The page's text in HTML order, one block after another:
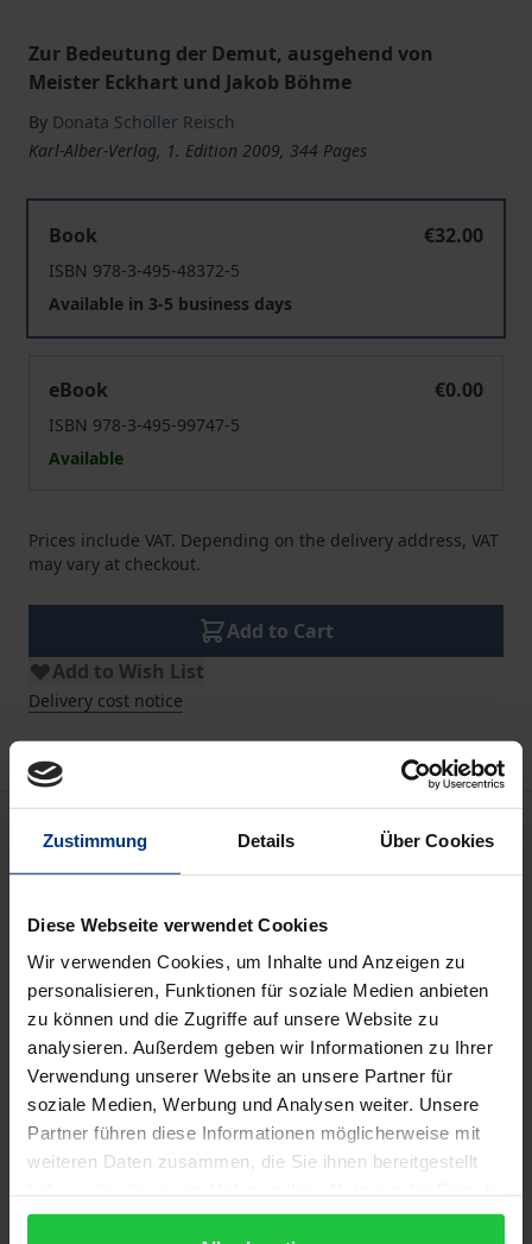
Zustimmung Details Über Cookies
Diese Webseite verwendet Cookies
Wir verwenden Cookies, um Inhalte und Anzeigen zu
personalisieren, Funktionen für soziale Medien anbieten
zu können und die Zugriffe auf unsere Website zu
analysieren. Außerdem geben wir Informationen zu Ihrer
Verwendung unserer Website an unsere Partner für
soziale Medien, Werbung und Analysen weiter. Unsere
Partner führen diese Informationen möglicherweise mit
weiteren Daten zusammen, die Sie ihnen bereitgestellt
gesammelt haben.
Zur Bedeutung der Demut, ausgehend von
Meister Eckhart und Jakob Böhme
By Donata Schöller Reisch
Karl-Alber-Verlag, 1. Edition 2009, 344 Pages
Book
€32.00
ISBN 978-3-495-48372-5
Available in 3-5 business days
eBook
€0.00
ISBN 978-3-495-99747-5
Available
Prices include VAT. Depending on the delivery address, VAT
may vary at checkout.
Add to Cart
Add to Wish List
Delivery cost notice
früheres Gewicht heute schwer nachvollziehbar
geworden ist. Das widersprüchliche Wort führt bei
Meister Eckhart und Jakob Böhme in das Denken
eines Gesamtzusammenhangs, der Höhe und Tiefe,
Leere und Fülle, Gott und Mensch ineinander
überführt durch ein dynamisches
Beziehungsgeschehen, das grundlegend kreativ ist.